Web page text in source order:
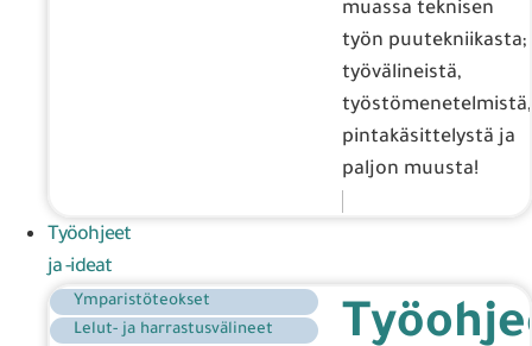
muassa teknisen
työn puutekniikasta;
työvälineistä,
työstömenetelmistä,
pintakäsittelystä ja
paljon muusta!
Työohjeet
ja -ideat
Ymparistöteokset
Lelut- ja harrastusvälineet